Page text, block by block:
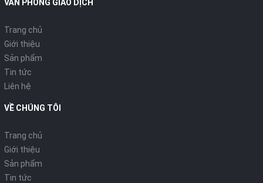
VĂN PHÒNG GIAO DỊCH
Trang chủ
Giới thiệu
Sản phẩm
Tin tức
Liên hệ
VỀ CHÚNG TÔI
Trang chủ
Giới thiệu
Sản phẩm
Tin tức